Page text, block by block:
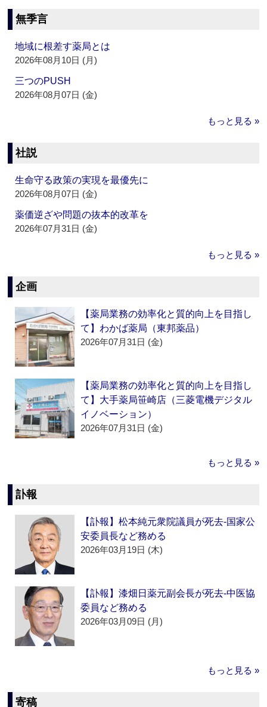
無季言
地域に根差す薬局とは
2026年08月10日 (月)
三つのPUSH
2026年08月07日 (金)
もっと見る »
社説
生命守る政策の実現を最優先に
2026年08月07日 (金)
薬価逆ざや問題の抜本的改革を
2026年07月31日 (金)
もっと見る »
企画
【薬局業務の効率化と質的向上を目指し
て】わかば薬局（東邦薬品）
2026年07月31日 (金)
【薬局業務の効率化と質的向上を目指し
て】大手薬局笹崎店（三菱電機デジタル
イノベーション）
2026年07月31日 (金)
もっと見る »
訃報
【訃報】松本純元衆院議員が死去‐国家公
安委員長など務める
2026年03月19日 (木)
【訃報】漆畑日薬元副会長が死去‐中医協
委員など務める
2026年03月09日 (月)
もっと見る »
寄稿